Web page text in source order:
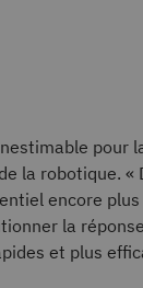
pour
la robotique. «
encore
la
et plus